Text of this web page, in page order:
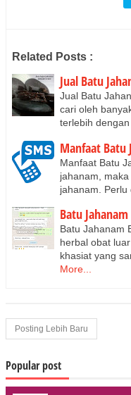
Related Posts :
Jual Batu
Jual Batu
cari oleh
terlebih
Manfaat Batu
Manfaat Batu
jahanam,
jahanam. Perlu
Batu Jahanam
Batu Jahanam
herbal obat
khasiat yang
More...
Posting Lebih Baru
Popular post